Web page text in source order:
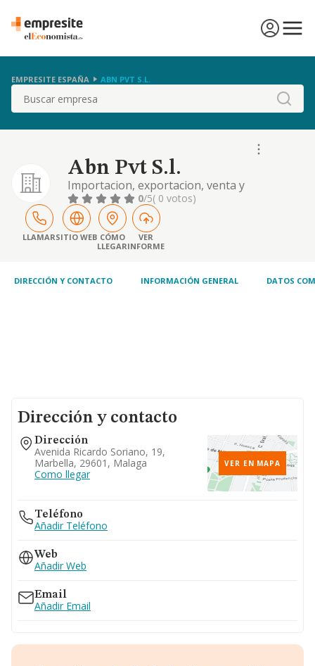
EMPRESITE ESPAÑA ABN PVT S.L.
Buscar
Abn Pvt S.l.
Importacion, exportacion, venta y
distribucion de prendas; productos y
artesania fabricados en india
0/5( 0 votos)
LLAMARSITIO WEB CÓMO
LLEGAR
VER
INFORME
DIRECCIÓN Y CONTACTO INFORMACIÓN GENERAL DATOS
Dirección y contacto
Dirección
Avenida Ricardo Soriano, 19,
Marbella, 29601, Malaga
Como llegar
VER EN MAPA
Teléfono
Añadir Teléfono
Web
Añadir Web
Email
Añadir Email